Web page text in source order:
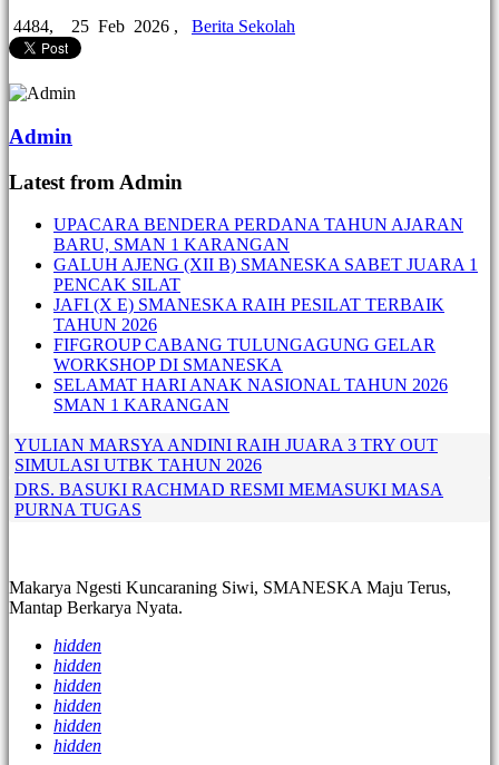
4484, 25 Feb 2026 , Berita Sekolah
Admin
Latest from Admin
UPACARA BENDERA PERDANA TAHUN AJARAN
BARU, SMAN 1 KARANGAN
GALUH AJENG (XII B) SMANESKA SABET JUARA 1
PENCAK SILAT
JAFI (X E) SMANESKA RAIH PESILAT TERBAIK
TAHUN 2026
FIFGROUP CABANG TULUNGAGUNG GELAR
WORKSHOP DI SMANESKA
SELAMAT HARI ANAK NASIONAL TAHUN 2026
SMAN 1 KARANGAN
YULIAN MARSYA ANDINI RAIH JUARA 3 TRY OUT
SIMULASI UTBK TAHUN 2026
DRS. BASUKI RACHMAD RESMI MEMASUKI MASA
PURNA TUGAS
Makarya Ngesti Kuncaraning Siwi, SMANESKA Maju Terus,
Mantap Berkarya Nyata.
hidden
hidden
hidden
hidden
hidden
hidden